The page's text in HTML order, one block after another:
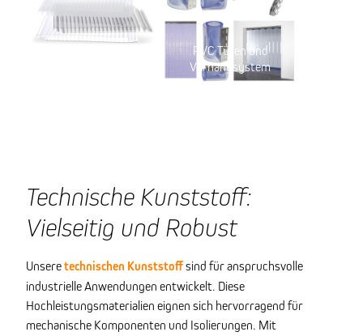
PVC Türen und
Vorhangsystem
Technische Kunststoff:
Vielseitig und Robust
Unseretechnischen Kunststoffsind für anspruchsvolle
industrielle Anwendungen entwickelt. Diese
Hochleistungsmaterialien eignen sich hervorragend für
mechanische Komponenten und Isolierungen. Mit